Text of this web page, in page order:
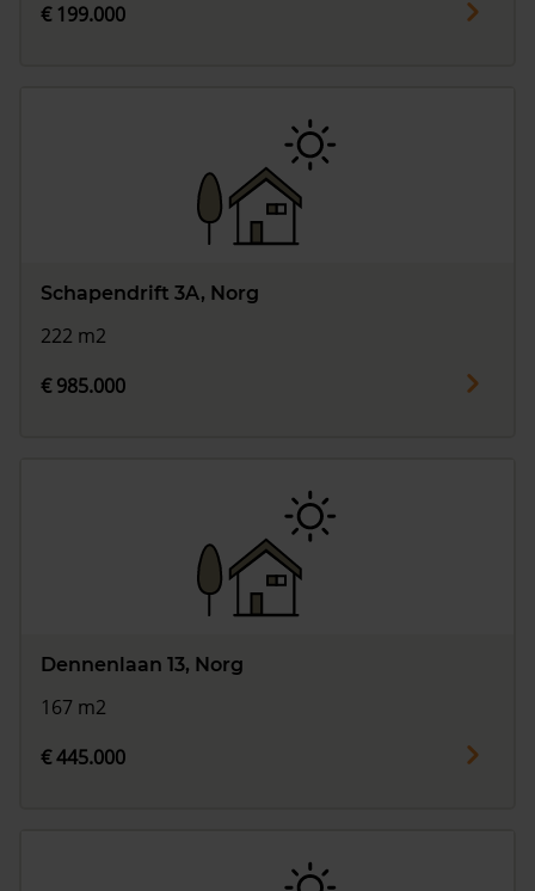
€ 199.000
Schapendrift 3A, Norg
222 m2
€ 985.000
Dennenlaan 13, Norg
167 m2
€ 445.000